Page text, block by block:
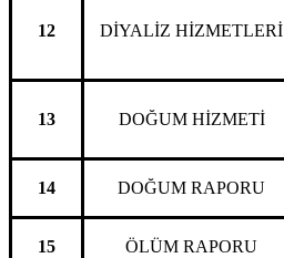
12 DİYALİZ HİZMETLERİ
13 DOĞUM HİZMETİ
14 DOĞUM RAPORU
15 ÖLÜM RAPORU